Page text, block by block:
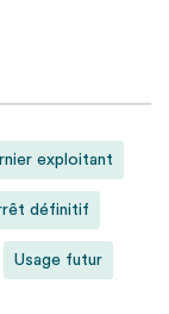
exploitant
définitif
Usage futur